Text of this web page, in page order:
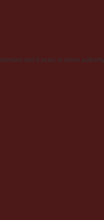
and 6 years of online